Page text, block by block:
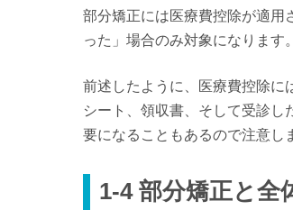
部分矯正には医療費控除が適用
った」場合のみ対象になります
前述したように、医療費控除に
シート、領収書、そして受診
要になることもあるので注意し
1-4 部分矯正と全